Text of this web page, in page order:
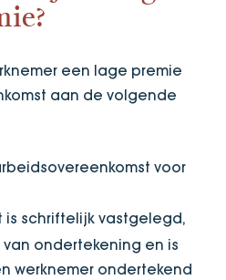
een lage premie
aan de volgende
voor
is schriftelijk vastgelegd,
ondertekening en is
werknemer ondertekend